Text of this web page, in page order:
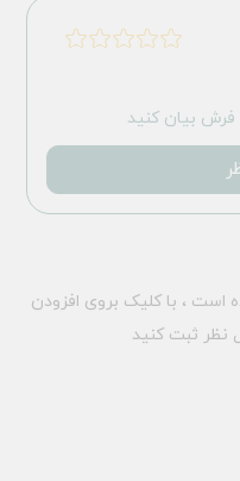
فرش بیان کنید
، با کلیک بروی افزودن
نظر ثبت کنید